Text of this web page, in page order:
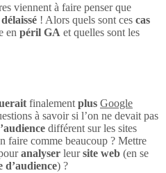
viennent à faire penser que
délaissé ! Alors quels sont ces cas
en péril GA et quelles sont les
finalementplus Google
à savoir si l’on ne devait pas
différent sur les sites
faire comme beaucoup ? Mettre
analyser leursite web (en se
d’audience) ?